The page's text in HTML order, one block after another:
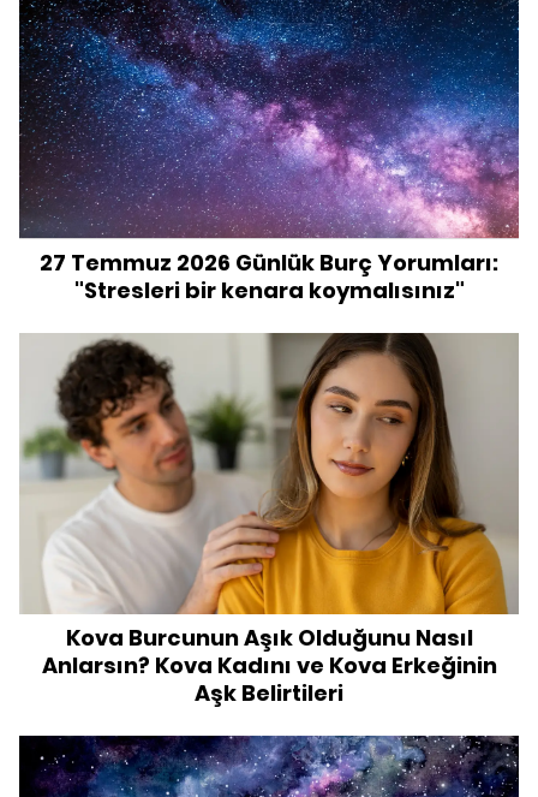
27 Temmuz 2026 Günlük Burç Yorumları:
"Stresleri bir kenara koymalısınız"
Kova Burcunun Aşık Olduğunu Nasıl
Anlarsın? Kova Kadını ve Kova Erkeğinin
Aşk Belirtileri